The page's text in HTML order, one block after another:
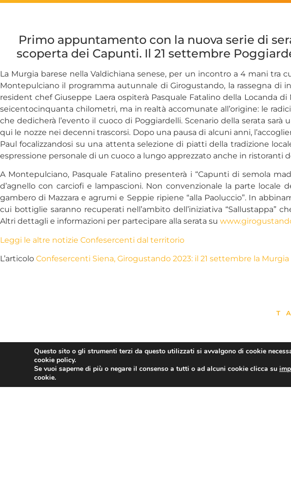
Primo appuntamento con la nuova serie di
scoperta dei Capunti. Il 21 settembre
La Murgia barese nella Valdichiana senese, per un incontro a 4 mani tra
Montepulciano il programma autunnale di Girogustando, la rassegna di
resident chef Giuseppe Laera ospiterà Pasquale Fatalino della Locanda
seicentocinquanta chilometri, ma in realtà accomunate all’origine: le
che dedicherà l’evento il cuoco di Poggiardelli. Scenario della serata
qui le nozze nei decenni trascorsi. Dopo una pausa di alcuni anni,
Paul focalizzandosi su una attenta selezione di piatti della tradizione
espressione personale di un cuoco a lungo apprezzato anche in ristoranti
A Montepulciano, Pasquale Fatalino presenterà i “Capunti di semola
d’agnello con carciofi e lampascioni. Non convenzionale la parte
gambero di Mazzara e agrumi e Seppie ripiene “alla Paoluccio”. In
cui bottiglie saranno recuperati nell’ambito dell’iniziativa “Sallustappa”
Altri dettagli e informazioni per partecipare alla serata su
Leggi le altre notizie Confesercenti dal territorio
L’articolo Confesercenti Siena, Girogustando 2023: il 21 settembre la
Questo sito o gli strumenti terzi da questo utilizzati si avvalgono di cookie
cookie policy.
Se vuoi saperne di più o negare il consenso a tutti o ad alcuni cookie clicca su
cookie.